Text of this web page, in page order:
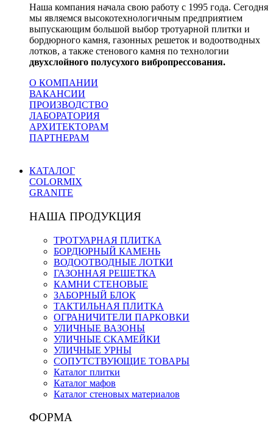
Наша компания начала свою работу с 1995 года. Сегодня
мы являемся высокотехнологичным предприятием
выпускающим большой выбор тротуарной плитки и
бордюрного камня, газонных решеток и водоотводных
лотков, а также стенового камня по технологии
двухслойного полусухого вибропрессования.
О КОМПАНИИ
ВАКАНСИИ
ПРОИЗВОДСТВО
ЛАБОРАТОРИЯ
АРХИТЕКТОРАМ
ПАРТНЕРАМ
КАТАЛОГ
COLORMIX
GRANITE
НАША ПРОДУКЦИЯ
ТРОТУАРНАЯ ПЛИТКА
БОРДЮРНЫЙ КАМЕНЬ
ВОДООТВОДНЫЕ ЛОТКИ
ГАЗОННАЯ РЕШЕТКА
КАМНИ СТЕНОВЫЕ
ЗАБОРНЫЙ БЛОК
ТАКТИЛЬНАЯ ПЛИТКА
ОГРАНИЧИТЕЛИ ПАРКОВКИ
УЛИЧНЫЕ ВАЗОНЫ
УЛИЧНЫЕ СКАМЕЙКИ
УЛИЧНЫЕ УРНЫ
СОПУТСТВУЮЩИЕ ТОВАРЫ
Каталог плитки
Каталог мафов
Каталог стеновых материалов
ФОРМА